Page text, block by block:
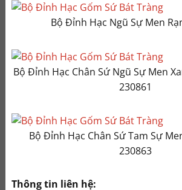
Bộ Đỉnh Hạc Ngũ Sự Men
Bộ Đỉnh Hạc Chân Sứ Ngũ Sự Men
230861
Bộ Đỉnh Hạc Chân Sứ Tam Sự
230863
Thông tin liên hệ: